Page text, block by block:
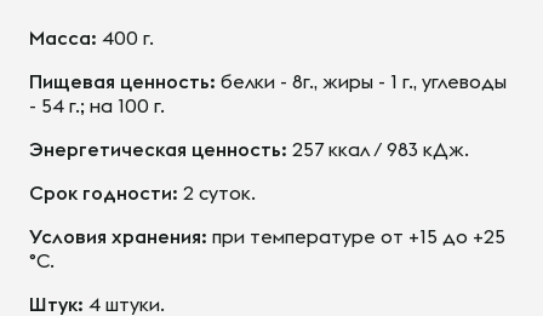
Масса: 400 г.
Пищевая ценность: белки - 8г., жиры - 1 г., углеводы
- 54 г.; на 100 г.
Энергетическая ценность: 257 ккал / 983 кДж.
Срок годности: 2 суток.
Условия хранения: при температуре от +15 до +25
°С.
Штук: 4 штуки.